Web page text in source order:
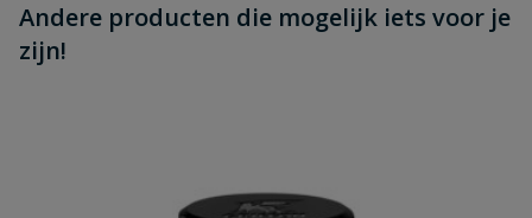
Andere producten die mogelijk iets voor je
zijn!